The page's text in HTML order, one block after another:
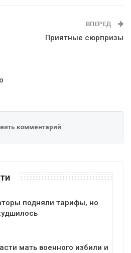
ВПЕРЕД
Приятные сюрпризы
комментарий
подняли тарифы, но
мать военного избили и